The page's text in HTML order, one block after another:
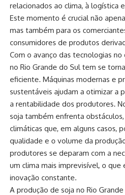
relacionados ao clima, à logística
Este momento é crucial não
mas também para os
consumidores de produtos
Com o avanço das tecnologias no
no Rio Grande do Sul tem se
eficiente. Máquinas modernas e
sustentáveis ajudam a otimizar a
a rentabilidade dos produtores.
soja também enfrenta
climáticas que, em alguns casos,
qualidade e o volume da
produtores se deparam com a
um clima mais imprevisível, o que
inovação constante.
A produção de soja no Rio